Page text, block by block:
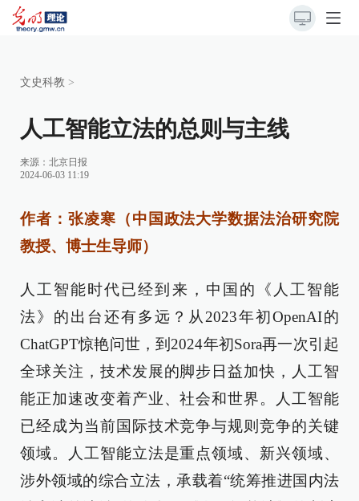
文史科教 >
人工智能立法的总则与主线
来源： 北京日报
2024-06-03 11:19
作者：张凌寒（中国政法大学数据法治研究院
教授、博士生导师）
人工智能时代已经到来，中国的《人工智能
法》的出台还有多远？从2023年初OpenAI的
ChatGPT惊艳问世，到2024年初Sora再一次引起
全球关注，技术发展的脚步日益加快，人工智
能正加速改变着产业、社会和世界。人工智能
已经成为当前国际技术竞争与规则竞争的关键
领域。人工智能立法是重点领域、新兴领域、
涉外领域的综合立法，承载着“统筹推进国内法